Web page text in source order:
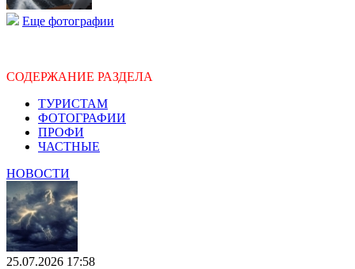
Еще фотографии
СОДЕРЖАНИЕ РАЗДЕЛА
ТУРИСТАМ
ФОТОГРАФИИ
ПРОФИ
ЧАСТНЫЕ
НОВОСТИ
25.07.2026 17:58